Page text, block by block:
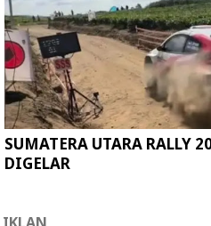
SUMATERA UTARA RALLY
DIGELAR